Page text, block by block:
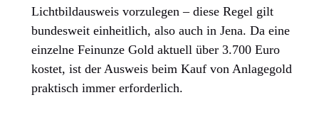
Lichtbildausweis vorzulegen – diese Regel gilt
bundesweit einheitlich, also auch in Jena. Da eine
einzelne Feinunze Gold aktuell über 3.700 Euro
kostet, ist der Ausweis beim Kauf von Anlagegold
praktisch immer erforderlich.